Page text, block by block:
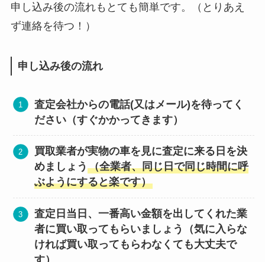
申し込み後の流れもとても簡単です。（とりあえ
ず連絡を待つ！）
申し込み後の流れ
査定会社からの電話(又はメール)を待ってく
ださい（すぐかかってきます）
買取業者が実物の車を見に査定に来る日を決
めましょう（全業者、同じ日で同じ時間に呼
ぶようにすると楽です）
査定日当日、一番高い金額を出してくれた業
者に買い取ってもらいましょう（気に入らな
ければ買い取ってもらわなくても大丈夫で